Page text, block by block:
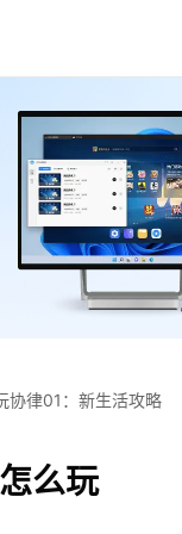
协律01：新生活攻略
么玩